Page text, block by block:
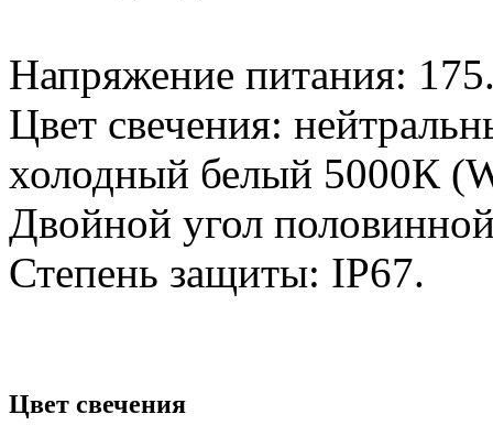
Напряжение питания:
Цвет свечения:
холодный белый 5000К
Двойной угол
Степень защиты: IP67.
Цвет свечения